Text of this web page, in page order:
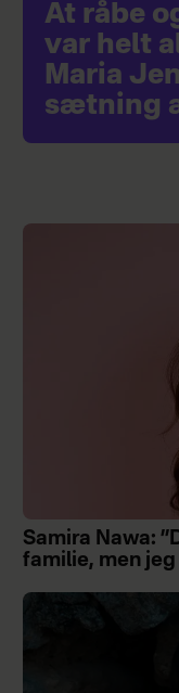
At råbe
var helt
Maria
sætning
Samira Nawa:
familie, men